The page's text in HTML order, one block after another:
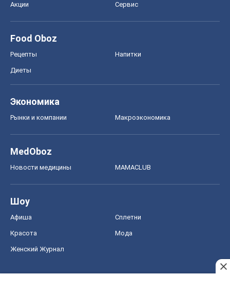
Акции Сервис
Food Oboz
Рецепты Напитки
Диеты
Экономика
Рынки и компании Mакроэкономика
MedOboz
Новости медицины MAMACLUB
Шоу
Афиша Сплетни
Красота Мода
Женский Журнал